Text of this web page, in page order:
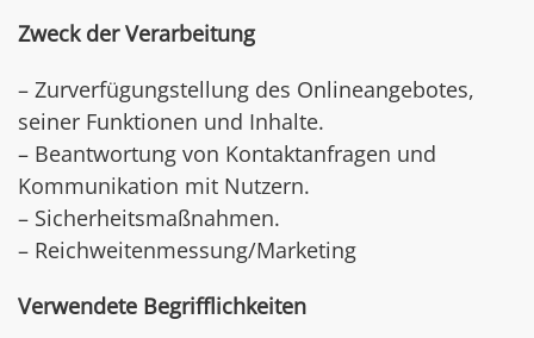
Zweck der Verarbeitung
– Zurverfügungstellung des Onlineangebotes,
seiner Funktionen und Inhalte.
– Beantwortung von Kontaktanfragen und
Kommunikation mit Nutzern.
– Sicherheitsmaßnahmen.
– Reichweitenmessung/Marketing
Verwendete Begrifflichkeiten